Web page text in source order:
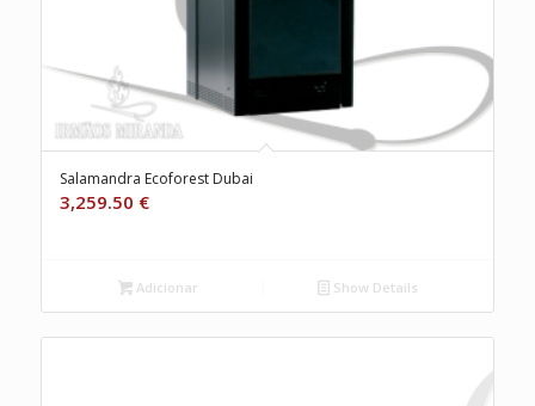
Salamandra Ecoforest Dubai
3,259.50 €
Adicionar Show Details